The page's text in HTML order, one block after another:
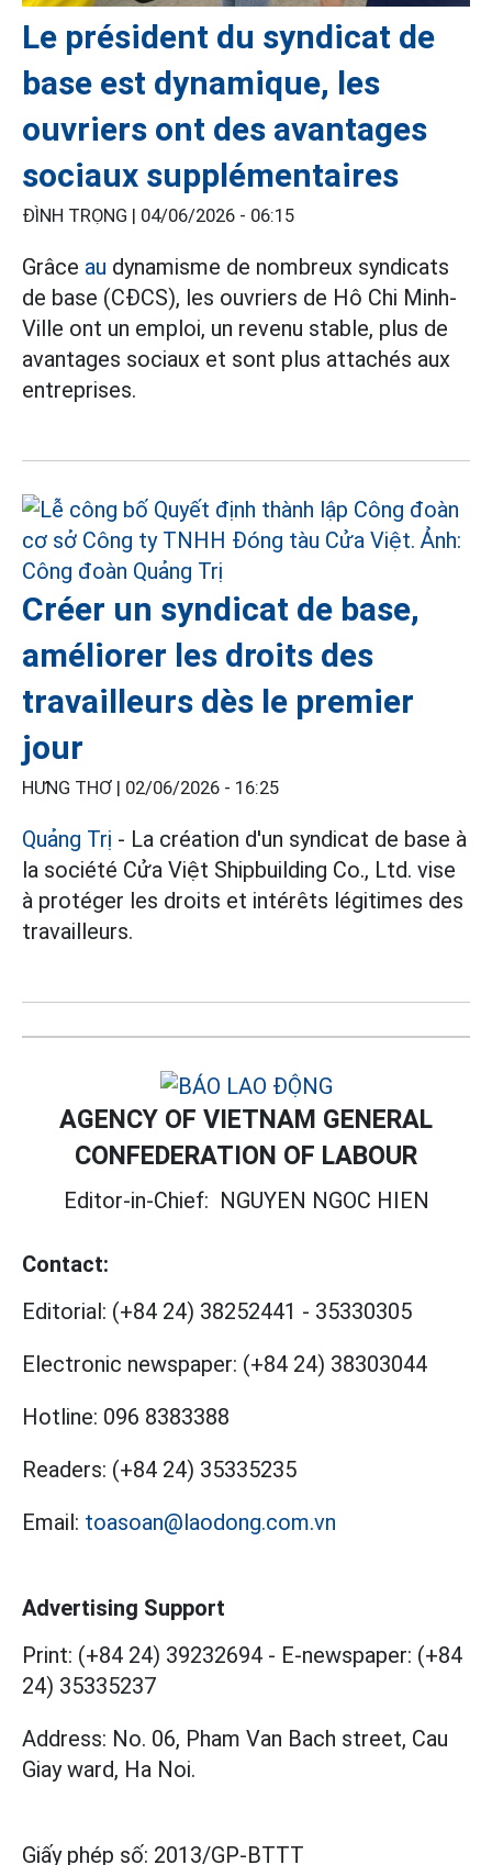
Le président du syndicat de
base est dynamique, les
ouvriers ont des avantages
sociaux supplémentaires
ĐÌNH TRỌNG | 04/06/2026 - 06:15
Grâce au dynamisme de nombreux syndicats
de base (CĐCS), les ouvriers de Hô Chi Minh-
Ville ont un emploi, un revenu stable, plus de
avantages sociaux et sont plus attachés aux
entreprises.
Créer un syndicat de base,
améliorer les droits des
travailleurs dès le premier
jour
HƯNG THƠ | 02/06/2026 - 16:25
Quảng Trị - La création d'un syndicat de base à
la société Cửa Việt Shipbuilding Co., Ltd. vise
à protéger les droits et intérêts légitimes des
travailleurs.
AGENCY OF VIETNAM GENERAL
CONFEDERATION OF LABOUR
Editor-in-Chief: NGUYEN NGOC HIEN
Contact:
Editorial: (+84 24) 38252441 - 35330305
Electronic newspaper: (+84 24) 38303044
Hotline: 096 8383388
Readers: (+84 24) 35335235
Email: toasoan@laodong.com.vn
Advertising Support
Print: (+84 24) 39232694 - E-newspaper: (+84
24) 35335237
Address: No. 06, Pham Van Bach street, Cau
Giay ward, Ha Noi.
Giấy phép số: 2013/GP-BTTT